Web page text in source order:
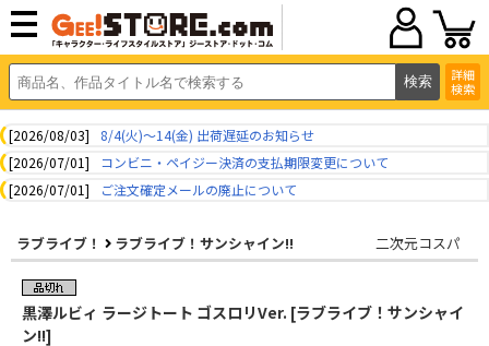
詳細
検索
[2026/08/03]
8/4(火)～14(金) 出荷遅延のお知らせ
[2026/07/01]
コンビニ・ペイジー決済の支払期限変更について
[2026/07/01]
ご注文確定メールの廃止について
ラブライブ！ ラブライブ！サンシャイン!! 二次元コスパ
黒澤ルビィ ラージトート ゴスロリVer. [ラブライブ！サンシャイ
ン!!]